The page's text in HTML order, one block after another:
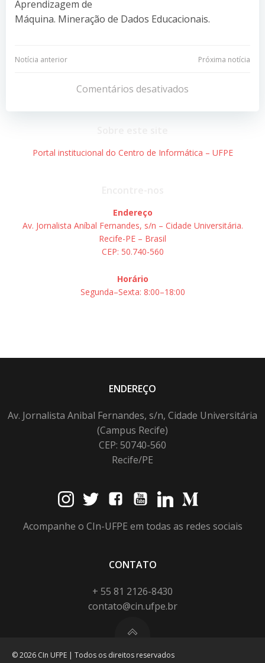
Aprendizagem de
Máquina. Mineração de Dados Educacionais.
Navegação
Post
Notícia anterior
Navegação
de
Post
Próxima notícia
Comentários desativados
Portal institucional do Centro de Informática – UFPE
Endereço
Av. Jornalista Aníbal Fernandes, s/n – Cidade Universitária.
Recife-PE – Brasil
CEP: 50.740-560
Horário
Segunda–Sexta: 8:00–18:00
ENDEREÇO
Av. Jornalista Anibal Fernandes, s/n, Cidade Universitária
(Campus Recife)
CEP: 50740-560
Recife/PE
Acompanhe o CIn-UFPE em todas as redes sociais
CONTATO
+ 55 81 2126-8430
contato@cin.ufpe.br
© 2026 CIn UFPE | Todos os direitos reservados